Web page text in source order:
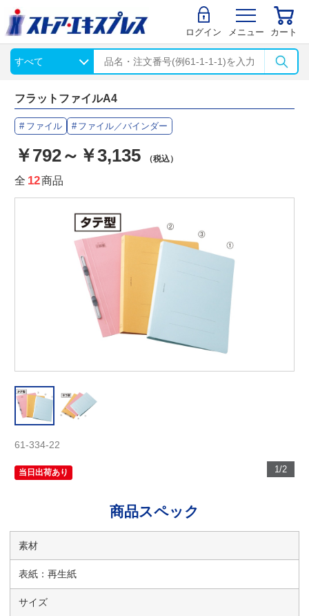
ログイン メニュー カート
フラットファイルA4
ファイル ファイル／バインダー
￥792～￥3,135 （税込）
全 12商品
1/2
61-334-22
当日出荷あり
商品スペック
素材
表紙：再生紙
サイズ